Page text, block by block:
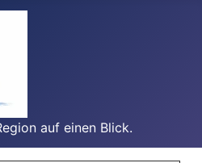
auf einen Blick.